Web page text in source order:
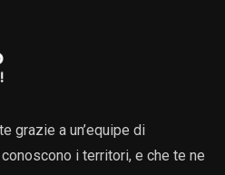
grazie a un’equipe di
i territori, e che te ne